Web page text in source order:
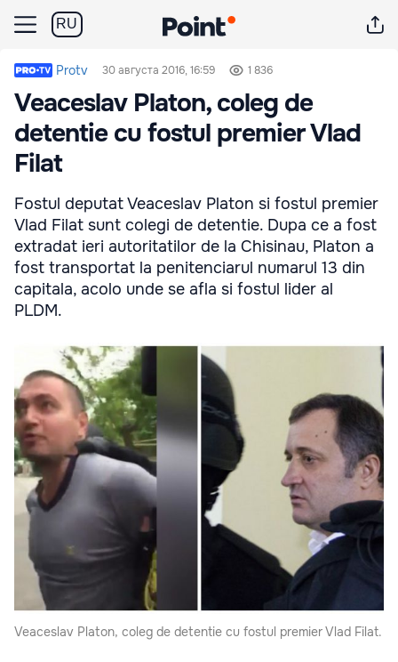
RU
Protv 30 августа 2016, 16:59 1 836
Veaceslav Platon, coleg de
detentie cu fostul premier Vlad
Filat
Fostul deputat Veaceslav Platon si fostul premier
Vlad Filat sunt colegi de detentie. Dupa ce a fost
extradat ieri autoritatilor de la Chisinau, Platon a
fost transportat la penitenciarul numarul 13 din
capitala, acolo unde se afla si fostul lider al
PLDM.
Veaceslav Platon, coleg de detentie cu fostul premier Vlad Filat.